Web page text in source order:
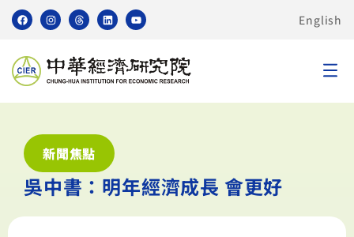
English
新聞焦點
吳中書：明年經濟成長 會更好